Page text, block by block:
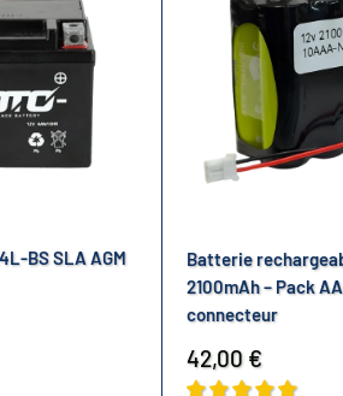
BS SLA AGM
Batterie
2100mAh – Pack
connecteur
Prix
réduit
42,00 €